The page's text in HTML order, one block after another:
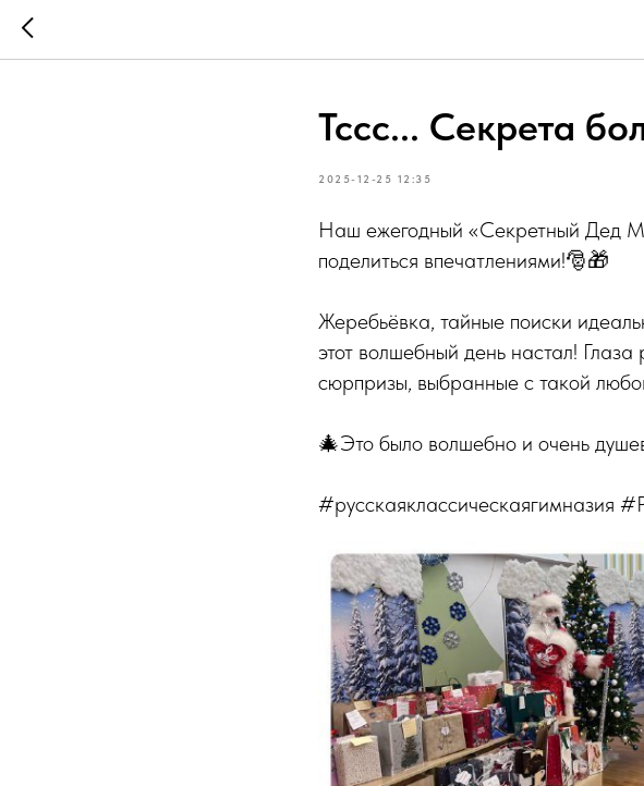
Тссс... Секрета
2025-12-25 12:35
Наш ежегодный «Секретный Дед
поделиться впечатлениями!🎅🎁
Жеребьёвка, тайные поиски
этот волшебный день настал! Глаза
сюрпризы, выбранные с такой
🎄Это было волшебно и очень
#русскаяклассическаягимназия